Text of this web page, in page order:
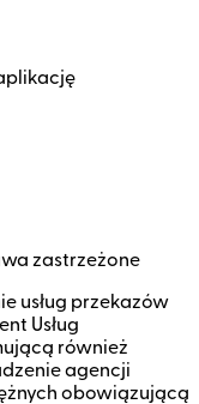
zastrzeżone
usług przekazów
Usług
również
agencji
obowiązującą